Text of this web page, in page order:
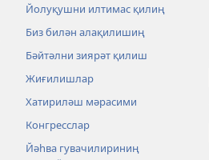
Йолуқушни илтимас қилиң
Биз билән алақилишиң
Бәйтәлни зиярәт қилиш
Жиғилишлар
Хатириләш мәрасими
Конгресслар
Йәһва гувачилириниң